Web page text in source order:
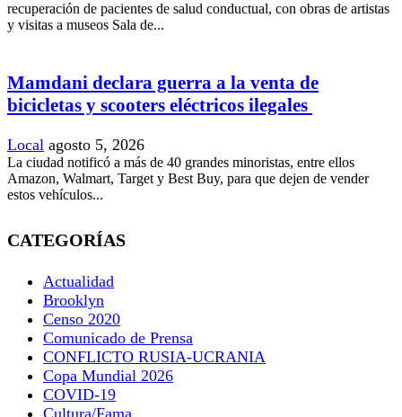
recuperación de pacientes de salud conductual, con obras de artistas
y visitas a museos Sala de...
Mamdani declara guerra a la venta de
bicicletas y scooters eléctricos ilegales
Local agosto 5, 2026
La ciudad notificó a más de 40 grandes minoristas, entre ellos
Amazon, Walmart, Target y Best Buy, para que dejen de vender
estos vehículos...
CATEGORÍAS
Actualidad
Brooklyn
Censo 2020
Comunicado de Prensa
CONFLICTO RUSIA-UCRANIA
Copa Mundial 2026
COVID-19
Cultura/Fama